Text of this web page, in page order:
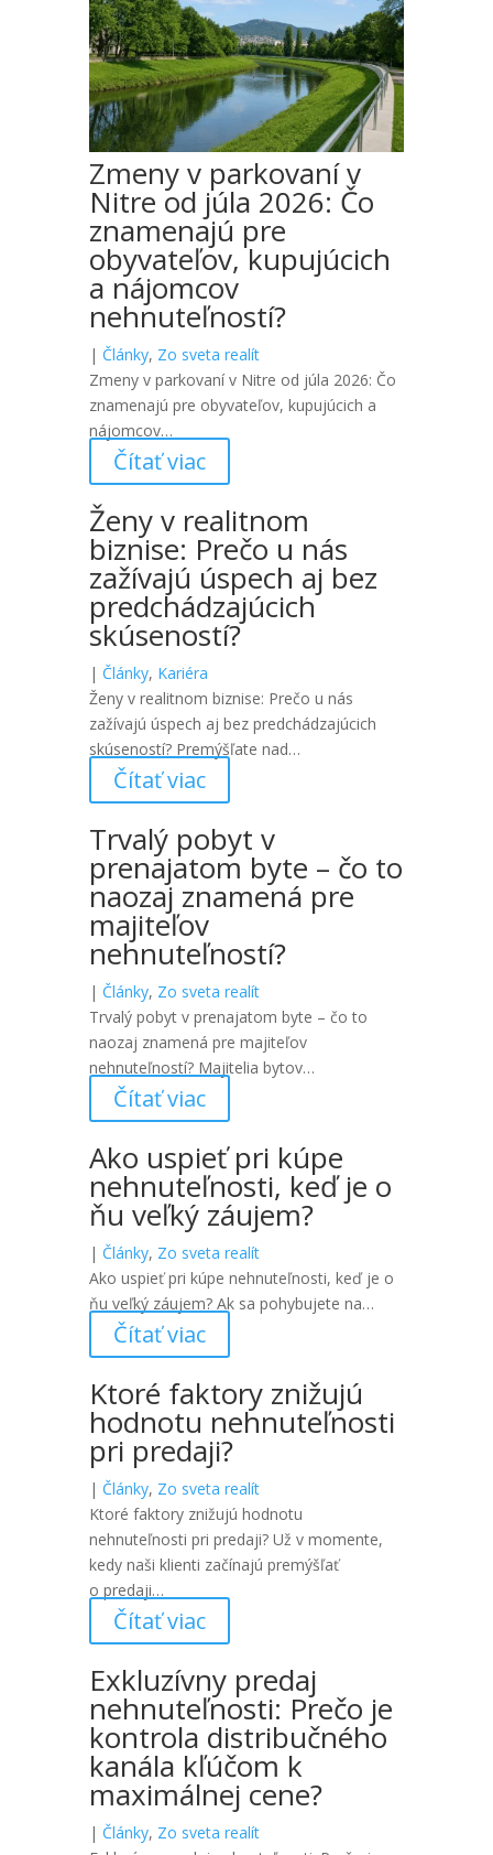
Zmeny v parkovaní v
Nitre od júla 2026: Čo
znamenajú pre
obyvateľov, kupujúcich
a nájomcov
nehnuteľností?
| Články, Zo sveta realít
Zmeny v parkovaní v Nitre od júla 2026: Čo
znamenajú pre obyvateľov, kupujúcich a
nájomcov…
Čítať viac
Ženy v realitnom
biznise: Prečo u nás
zažívajú úspech aj bez
predchádzajúcich
skúseností?
| Články, Kariéra
Ženy v realitnom biznise: Prečo u nás
zažívajú úspech aj bez predchádzajúcich
skúseností? Premýšľate nad…
Čítať viac
Trvalý pobyt v
prenajatom byte – čo to
naozaj znamená pre
majiteľov
nehnuteľností?
| Články, Zo sveta realít
Trvalý pobyt v prenajatom byte – čo to
naozaj znamená pre majiteľov
nehnuteľností? Majitelia bytov…
Čítať viac
Ako uspieť pri kúpe
nehnuteľnosti, keď je o
ňu veľký záujem?
| Články, Zo sveta realít
Ako uspieť pri kúpe nehnuteľnosti, keď je o
ňu veľký záujem? Ak sa pohybujete na…
Čítať viac
Ktoré faktory znižujú
hodnotu nehnuteľnosti
pri predaji?
| Články, Zo sveta realít
Ktoré faktory znižujú hodnotu
nehnuteľnosti pri predaji? Už v momente,
kedy naši klienti začínajú premýšľať
o predaji…
Čítať viac
Exkluzívny predaj
nehnuteľnosti: Prečo je
kontrola distribučného
kanála kľúčom k
maximálnej cene?
| Články, Zo sveta realít